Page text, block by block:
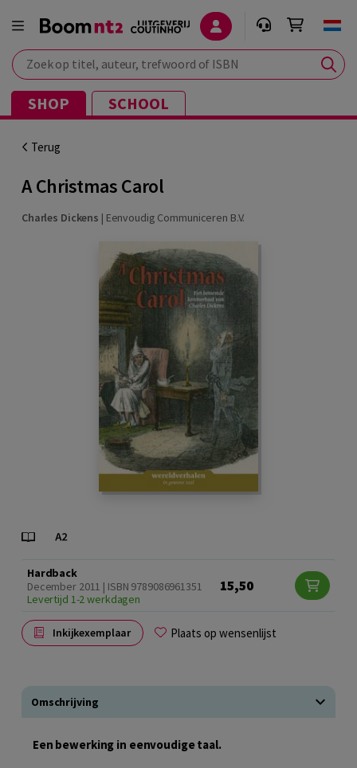
Zoek op titel, auteur, trefwoord of ISBN
SHOP SCHOOL
Terug
A Christmas Carol
Charles Dickens | Eenvoudig Communiceren B.V.
Hardback
December 2011 | ISBN 9789086961351
Levertijd 1-2 werkdagen
15,50
Inkijkexemplaar Plaats op wensenlijst
Omschrijving
Een bewerking in eenvoudige taal.